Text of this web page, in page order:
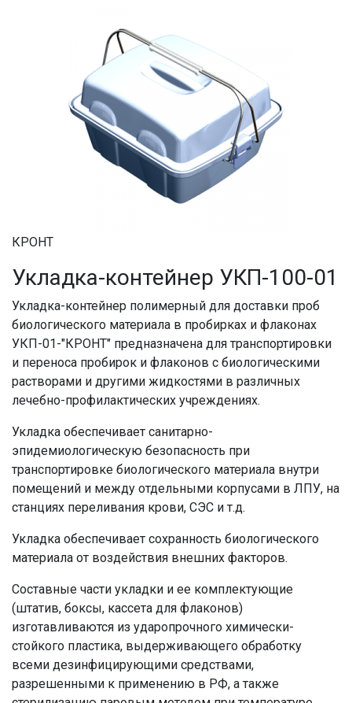
КРОНТ
Укладка-контейнер УКП-100-01
Укладка-контейнер полимерный для доставки проб
биологического материала в пробирках и флаконах
УКП-01-"КРОНТ" предназначена для транспортировки
и переноса пробирок и флаконов с биологическими
растворами и другими жидкостями в различных
лечебно-профилактических учреждениях.
Укладка обеспечивает санитарно-
эпидемиологическую безопасность при
транспортировке биологического материала внутри
помещений и между отдельными корпусами в ЛПУ, на
станциях переливания крови, СЭС и т.д.
Укладка обеспечивает сохранность биологического
материала от воздействия внешних факторов.
Составные части укладки и ее комплектующие
(штатив, боксы, кассета для флаконов)
изготавливаются из ударопрочного химически-
стойкого пластика, выдерживающего обработку
всеми дезинфицирующими средствами,
разрешенными к применению в РФ, а также